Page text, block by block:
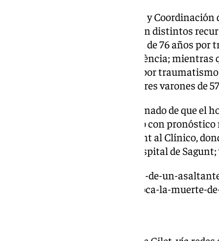
Desde el Centro de Información y
que hasta el lugar se movilizaron distintos
SAMU ha trasladado a un varón de 76 años
hasta el Hospital Clínico de València; mientras
trasladado a otros tres heridos por
hospital de Sagunt. Se trata de tres varones de
Este domingo, el CICU ha informado de que el
ingresado en el Hospital Clínico con pronóstico
trasladado del hospital de Sagunt al Clínico,
66 años está ingresado en el hospital de
https://www.101tv.es/el-ataque-de-un-
espiritu-de-gilet-valencia-provoca-la-muerte-